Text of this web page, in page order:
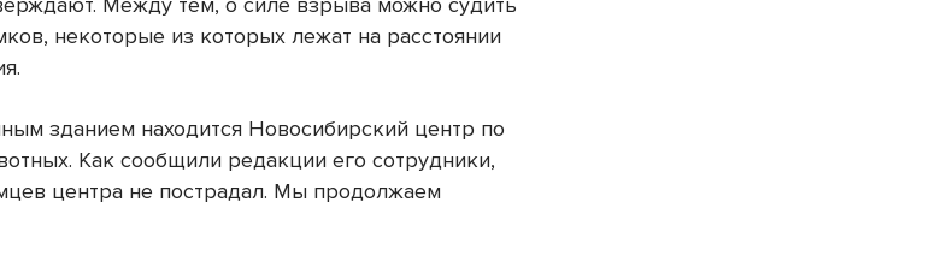
некоторые из которых лежат на расстоянии
зданием находится Новосибирский центр по
Как сообщили редакции его сотрудники,
центра не пострадал. Мы продолжаем